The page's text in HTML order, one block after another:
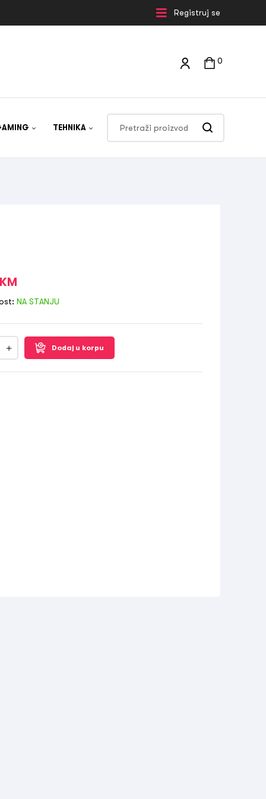
Registruj se
0
TEHNIKA
KM
NA STANJU
Dodaj u korpu